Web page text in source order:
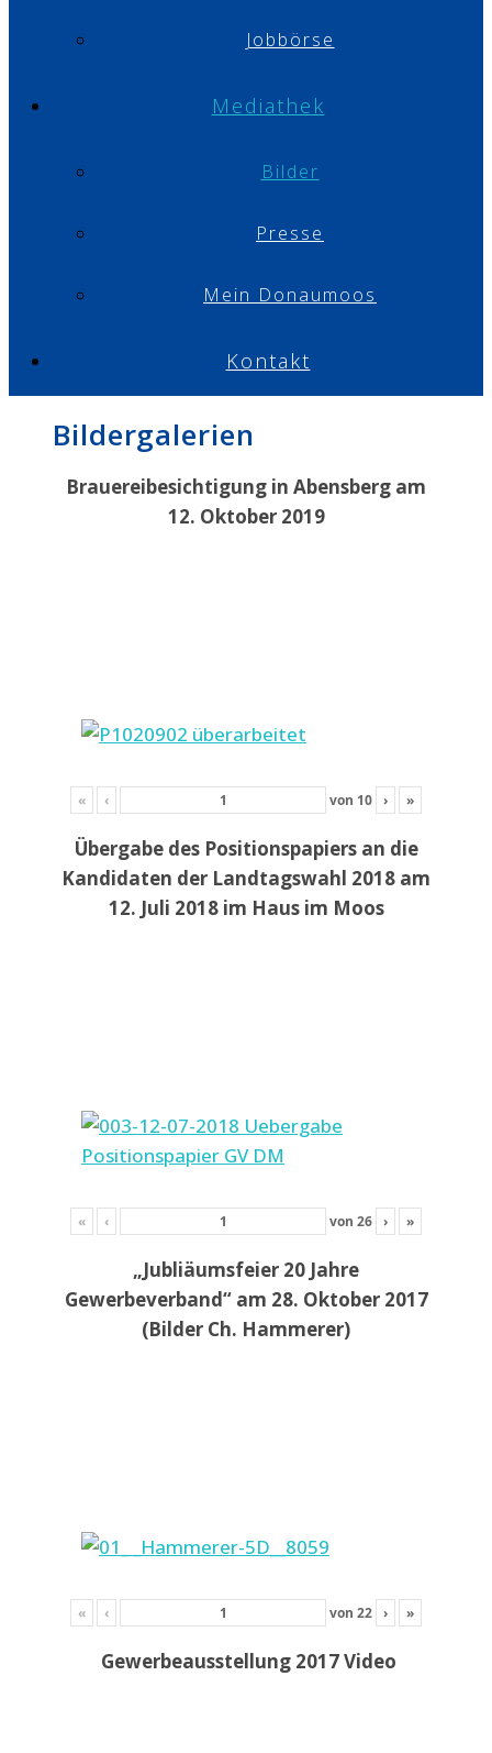
Jobbörse
Mediathek
Bilder
Presse
Mein Donaumoos
Kontakt
Bildergalerien
Brauereibesichtigung in Abensberg am
12. Oktober 2019
« ‹ von 10 › »
Übergabe des Positionspapiers an die
Kandidaten der Landtagswahl 2018 am
12. Juli 2018 im Haus im Moos
« ‹ von 26 › »
„Jubliäumsfeier 20 Jahre
Gewerbeverband“ am 28. Oktober 2017
(Bilder Ch. Hammerer)
« ‹ von 22 › »
Gewerbeausstellung 2017 Video